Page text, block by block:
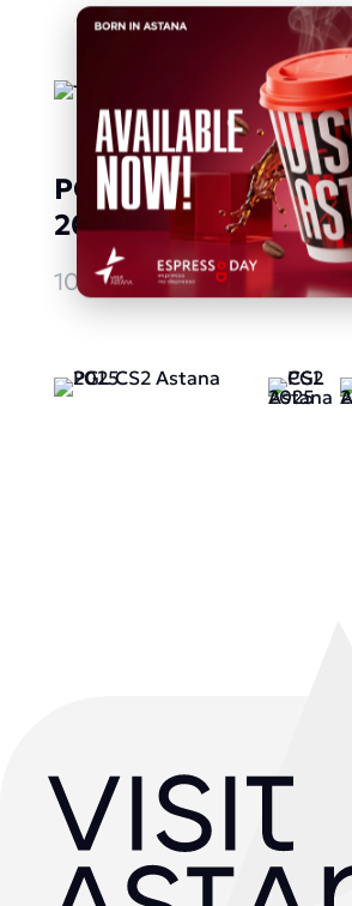
PGL CS2 Astana
2025
10.05.2025 - 18.05.2025